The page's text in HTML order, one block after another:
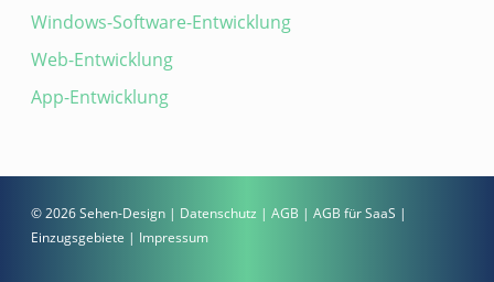
Windows-Software-Entwicklung
Web-Entwicklung
App-Entwicklung
© 2026 Sehen-Design | Datenschutz | AGB | AGB für SaaS |
Einzugsgebiete | Impressum